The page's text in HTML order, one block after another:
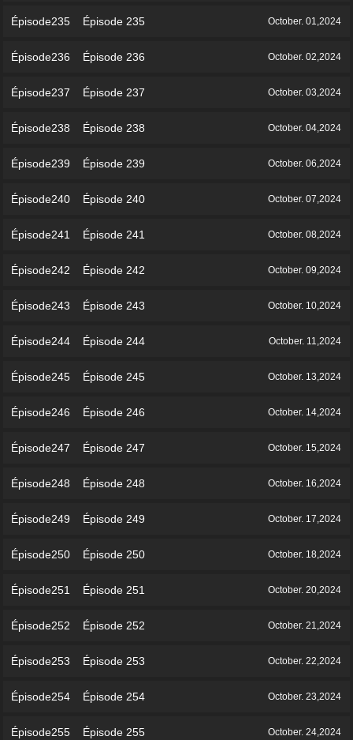
Épisode235 Épisode 235 October. 01,2024
Épisode236 Épisode 236 October. 02,2024
Épisode237 Épisode 237 October. 03,2024
Épisode238 Épisode 238 October. 04,2024
Épisode239 Épisode 239 October. 06,2024
Épisode240 Épisode 240 October. 07,2024
Épisode241 Épisode 241 October. 08,2024
Épisode242 Épisode 242 October. 09,2024
Épisode243 Épisode 243 October. 10,2024
Épisode244 Épisode 244 October. 11,2024
Épisode245 Épisode 245 October. 13,2024
Épisode246 Épisode 246 October. 14,2024
Épisode247 Épisode 247 October. 15,2024
Épisode248 Épisode 248 October. 16,2024
Épisode249 Épisode 249 October. 17,2024
Épisode250 Épisode 250 October. 18,2024
Épisode251 Épisode 251 October. 20,2024
Épisode252 Épisode 252 October. 21,2024
Épisode253 Épisode 253 October. 22,2024
Épisode254 Épisode 254 October. 23,2024
Épisode255 Épisode 255 October. 24,2024